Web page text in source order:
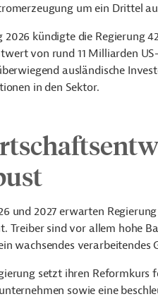
um ein Drittel
2026 kündigte die Regierung
von rund 11 Milliarden
ausländische
in den Sektor.
und 2027 erwarten
Treiber sind vor allem hohe
wachsendes verarbeitendes
setzt ihren
sowie eine